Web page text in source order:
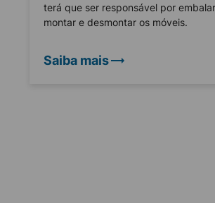
terá que ser responsável por
montar e desmontar os móveis.
Saiba mais